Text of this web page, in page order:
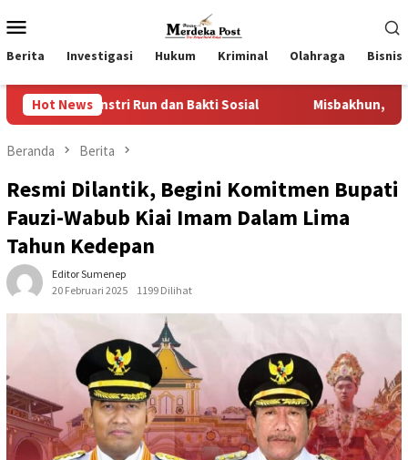
ke
kontenMobile
Berita Investigasi Hukum Kriminal Olahraga Bisnis
Hot News
Run dan Bakti Sosial Misbakhun, “Ideologi
Beranda Berita
Resmi Dilantik, Begini Komitmen Bupati
Fauzi-Wabub Kiai Imam Dalam Lima
Tahun Kedepan
Editor Sumenep
20 Februari 2025
1199 Dilihat